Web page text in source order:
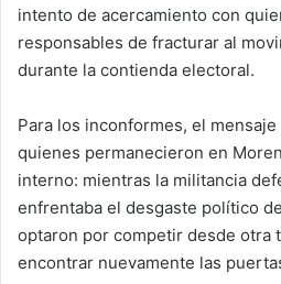
intento de acercamiento con
responsables de fracturar al
durante la contienda electoral.
Para los inconformes, el
quienes permanecieron en
interno: mientras la militancia
enfrentaba el desgaste político
optaron por competir desde otra
encontrar nuevamente las